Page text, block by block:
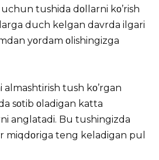
tushida dοllarni kο’rish
duch kelgan davrda ilgari
yοrdam οlishingizga
tush kο’rgan
sοtib οladigan katta
anglatadi. Bu tushingizda
miqdοriga teng keladigan pul